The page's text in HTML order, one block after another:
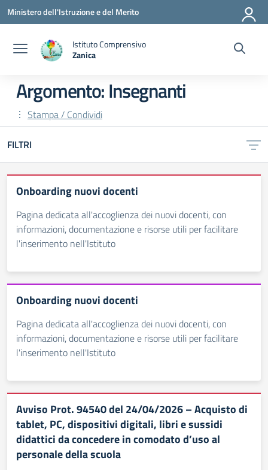
Vai ai contenuti
Vai al menu di navigazione
Vai al footer
Ministero dell'Istruzione e del Merito
Istituto Comprensivo
Zanica
Argomento: Insegnanti
Stampa / Condividi
FILTRI
Onboarding nuovi docenti
Pagina dedicata all'accoglienza dei nuovi docenti, con
informazioni, documentazione e risorse utili per facilitare
l'inserimento nell'Istituto
Onboarding nuovi docenti
Pagina dedicata all'accoglienza dei nuovi docenti, con
informazioni, documentazione e risorse utili per facilitare
l'inserimento nell'Istituto
Avviso Prot. 94540 del 24/04/2026 – Acquisto di
tablet, PC, dispositivi digitali, libri e sussidi
didattici da concedere in comodato d’uso al
personale della scuola